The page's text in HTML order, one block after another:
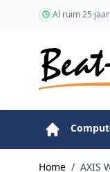
Ga naar de inhoud
Al ruim 25
Home / AXIS